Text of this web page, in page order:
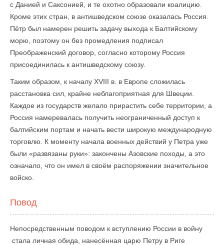
с Данией и Саксонией, и те охотно образовали коалицию.
Кроме этих стран, в антишведском союзе оказалась Россия.
Пётр был намерен решить задачу выхода к Балтийскому
морю, поэтому он без промедления подписал
Преображенский договор, согласно которому Россия
присоединилась к антишведскому союзу.
Таким образом, к началу XVIII в. в Европе сложилась
расстановка сил, крайне неблагоприятная для Швеции.
Каждое из государств желало прирастить себе территории, а
Россия намеревалась получить неограниченный доступ к
балтийским портам и начать вести широкую международную
торговлю. К моменту начала военных действий у Петра уже
были «развязаны руки»: закончены Азовские походы, а это
означало, что он имел в своём распоряжении значительное
войско.
Повод
Непосредственным поводом к вступлению России в войну
стала личная обида, нанесённая царю Петру в Риге